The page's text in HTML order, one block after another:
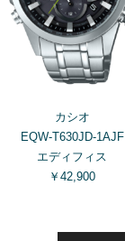
カシオ
EQW-T630JD-1AJF
エディフィス
￥42,900